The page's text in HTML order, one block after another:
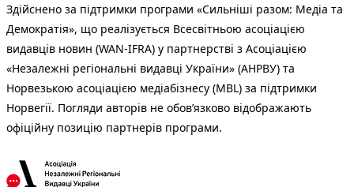
Здійснено за підтримки програми «Сильніші разом: Медіа та
Демократія», що реалізується Всесвітньою асоціацією
видавців новин (WAN-IFRA) у партнерстві з Асоціацією
«Незалежні регіональні видавці України» (АНРВУ) та
Норвезькою асоціацією медіабізнесу (MBL) за підтримки
Норвегії. Погляди авторів не обов’язково відображають
офіційну позицію партнерів програми.